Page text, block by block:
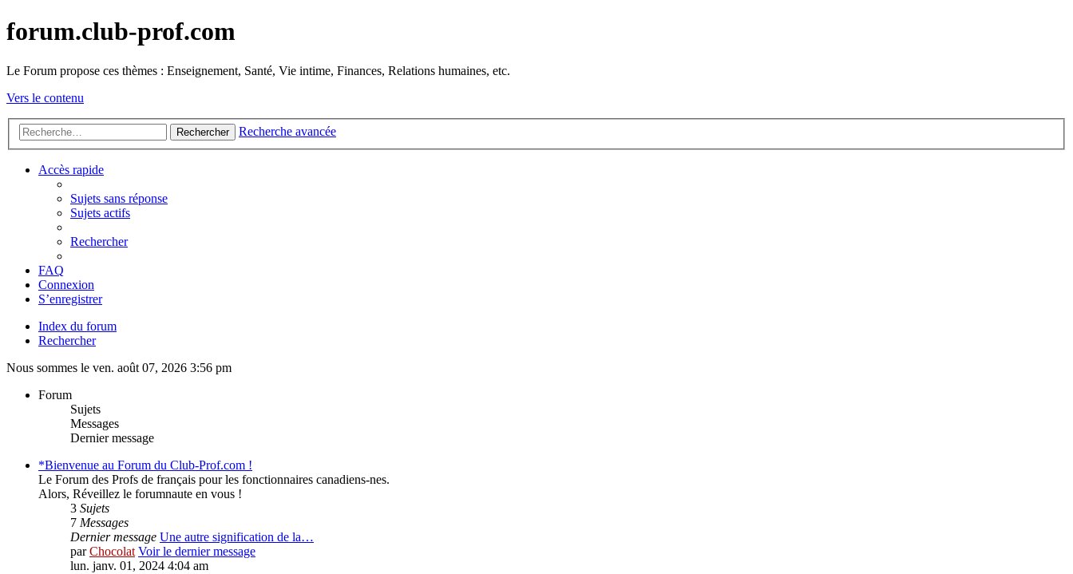
forum.club-prof.com
Le Forum propose ces thèmes : Enseignement, Santé, Vie intime, Finances, Relations humaines, etc.
Vers le contenu
Rechercher Recherche avancée
Accès rapide
Sujets sans réponse
Sujets actifs
Rechercher
FAQ
Connexion
S’enregistrer
Index du forum
Rechercher
Nous sommes le ven. août 07, 2026 3:56 pm
Forum
Sujets
Messages
Dernier message
*Bienvenue au Forum du Club-Prof.com !
Le Forum des Profs de français pour les fonctionnaires canadiens-nes.
Alors, Réveillez le forumnaute en vous !
3 Sujets
7 Messages
Dernier message Une autre signification de la…
parChocolat Voir le dernier message
lun. janv. 01, 2024 4:04 am